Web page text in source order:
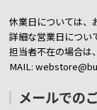
休業日については、
詳細な営業日につい
担当者不在の場合は
MAIL:
メールでの